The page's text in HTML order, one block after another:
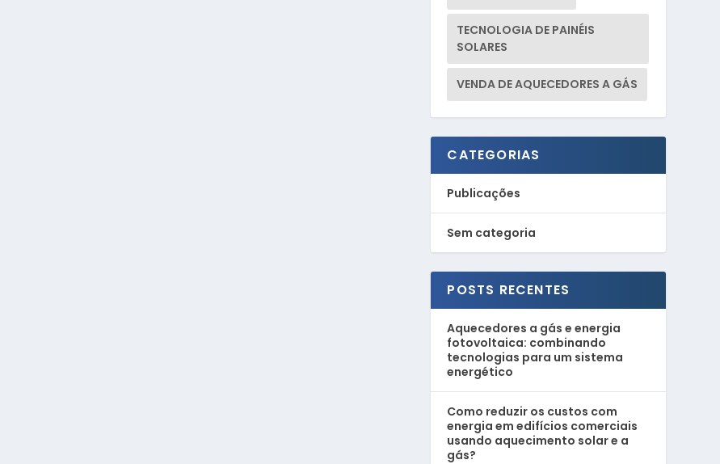
TECNOLOGIA DE PAINÉIS
SOLARES
VENDA DE AQUECEDORES A GÁS
CATEGORIAS
Publicações
Sem categoria
POSTS RECENTES
Aquecedores a gás e energia
fotovoltaica: combinando
tecnologias para um sistema
energético
Como reduzir os custos com
energia em edifícios comerciais
usando aquecimento solar e a
gás?